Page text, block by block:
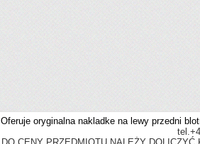
Oferuje oryginalna nakladke na lewy przedni